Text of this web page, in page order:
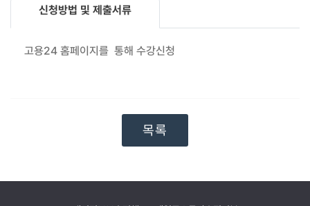
신청방법 및 제출서류
고용24 홈페이지를 통해 수강신청
목록